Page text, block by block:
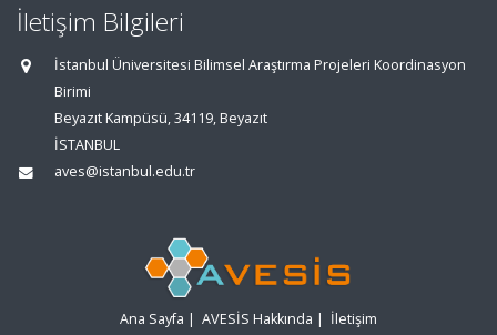
İletişim Bilgileri
İstanbul Üniversitesi Bilimsel Araştırma Projeleri Koordinasyon
Birimi
Beyazıt Kampüsü, 34119, Beyazıt
İSTANBUL
aves@istanbul.edu.tr
Ana Sayfa | AVESİS Hakkında | İletişim